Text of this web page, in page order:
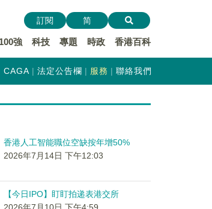
強 科技 專題 時政 香港百科
訂閱 简
CAGA 法定公告欄 服務 聯絡我們
香港人工智能職位空缺按年增50%
2026年7月14日 下午12:03
【今日IPO】盯盯拍递表港交所